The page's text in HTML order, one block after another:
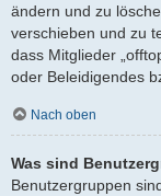
ändern und zu
verschieben und zu
dass Mitglieder
oder Beleidigendes
Nach oben
Was sind
Benutzergruppen